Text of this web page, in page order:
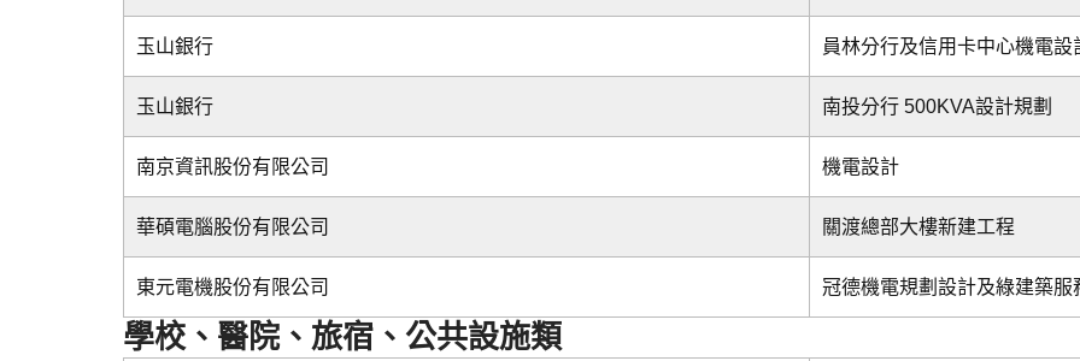
玉山銀行 員林分行及信用卡中心機電設
玉山銀行 南投分行 500KVA設計規劃
南京資訊股份有限公司 機電設計
華碩電腦股份有限公司 關渡總部大樓新建工程
東元電機股份有限公司 冠德機電規劃設計及綠建築服
學校、醫院、旅宿、公共設施類